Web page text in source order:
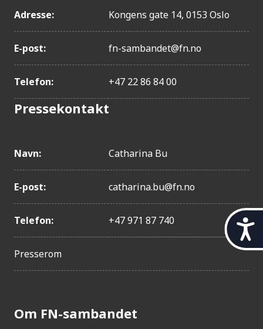
t
l
j
Adresse: Kongens gate 14, 0153 Oslo
E-post: fn-sambandet@fn.no
Telefon: +47 22 86 84 00
Pressekontakt
Navn: Catharina Bu
E-post: catharina.bu@fn.no
Telefon: +47 971 87 740
Presserom
Om FN-sambandet